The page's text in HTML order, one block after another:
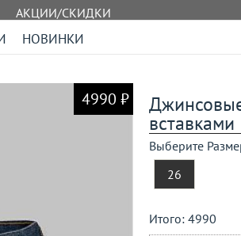
АКЦИИ/СКИДКИ
НОВИНКИ
4990 ₽
вставками
Выберите
26
Итого: 4990